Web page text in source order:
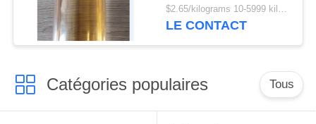
$2.65/kilograms 10-5999 kilograms MOQ:10 kilogrammes
LE CONTACT
Catégories populaires Tous